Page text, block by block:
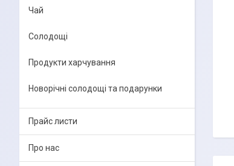
Чай
Солодощі
Продукти харчування
Новорічні солодощі та подарунки
Прайс листи
Про нас